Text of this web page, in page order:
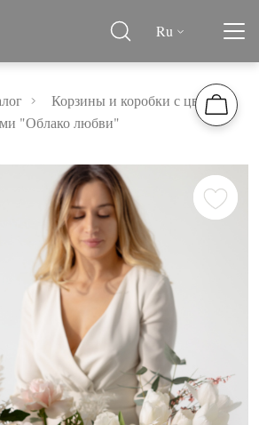
Ru
Корзины и коробки с цветами
"Облако любви"